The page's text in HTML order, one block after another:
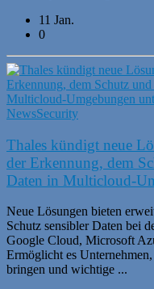
11 Jan.
0
NewsSecurity
Thales kündigt neue
der Erkennung, dem
Daten in Multicloud-
Neue Lösungen bieten
Schutz sensibler Daten bei
Google Cloud, Microsoft
Ermöglicht es
bringen und wichtige ...